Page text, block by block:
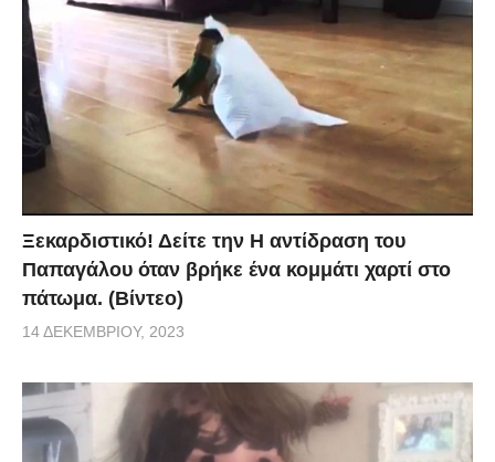
Ξεκαρδιστικό! Δείτε την Η αντίδραση του
Παπαγάλου όταν βρήκε ένα κομμάτι χαρτί στο
πάτωμα. (Βίντεο)
14 ΔΕΚΕΜΒΡΊΟΥ, 2023